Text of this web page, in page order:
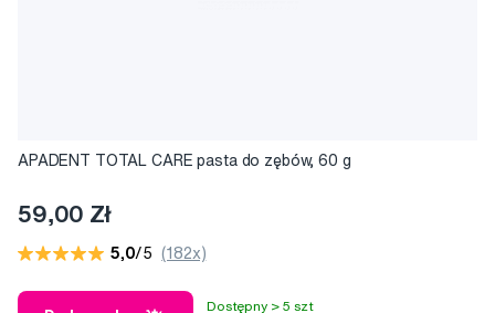
APADENT TOTAL CARE pasta do zębów, 60 g
59,00 Zł
5,0/5 (182x)
Dostępny > 5 szt